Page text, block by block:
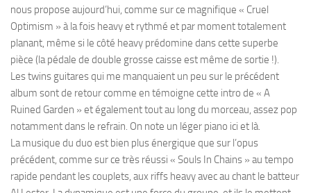
nous propose aujourd’hui, comme sur ce magnifique « Cruel
Optimism » à la fois heavy et rythmé et par moment totalement
planant, même si le côté heavy prédomine dans cette superbe
pièce (la pédale de double grosse caisse est même de sortie !).
Les twins guitares qui me manquaient un peu sur le précédent
album sont de retour comme en témoigne cette intro de « A
Ruined Garden » et également tout au long du morceau, assez pop
notamment dans le refrain. On note un léger piano ici et là.
La musique du duo est bien plus énergique que sur l’opus
précédent, comme sur ce très réussi « Souls In Chains » au tempo
rapide pendant les couplets, aux riffs heavy avec au chant le batteur